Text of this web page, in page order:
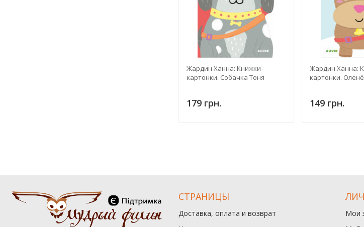
Жардин Ханна: Книжки-
картонки. Собачка Тоня
179 грн.
Жардин Ханна:
картонки.
149 грн.
СТРАНИЦЫ
Доставка, оплата и возврат
Мои